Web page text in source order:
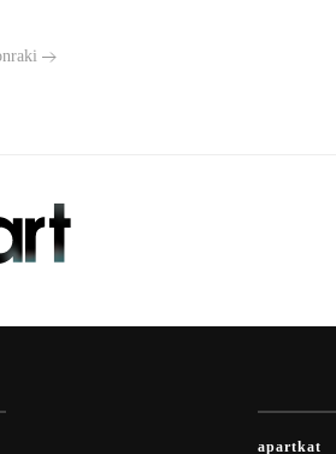
apartkat